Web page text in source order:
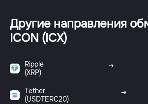
Другие направления
ICON (ICX)
Ripple
(XRP)
Tether
(USDTERC20)